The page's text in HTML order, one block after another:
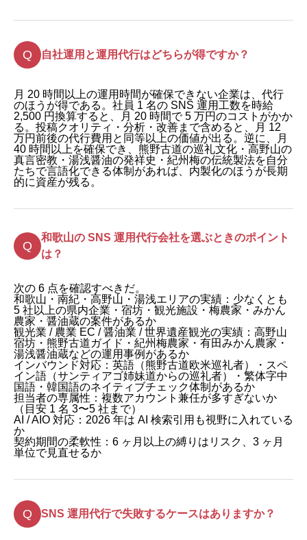
自社運用と運用代行はどちらが得ですか？
月 20 時間以上の運用時間が確保できない企業は、代行
のほうが得である。社員 1 名の SNS 運用工数を時給
2,500 円換算すると、月 20 時間で 5 万円のコストがかか
る。投稿クオリティ・分析・改善まで含めると、月 12
万円前後の代行費用と同等以上の価値が出る。逆に、月
40 時間以上を確保でき、熊野古道の巡礼文化・高野山の
真言密教・湯浅醤油の発祥史・紀州梅の伝統製法を自分
たちで言語化できる体制があれば、内製化のほうが長期
的に資産が残る。
和歌山の SNS 運用代行会社を選ぶときのポイント
は？
次の 6 点を確認すべきだ。
和歌山・南紀・高野山・湯浅エリアの実績：少なくとも
5 社以上の県内企業・宿坊・観光施設・梅農家・みかん
農家・醤油蔵の案件があるか
観光業 / 農業 EC / 醤油業 / 世界遺産観光の実績：高野山
宿坊・熊野古道ガイド・紀州梅農家・有田みかん農家・
湯浅醤油蔵などの運用事例があるか
インバウンド対応：英語（熊野古道欧米巡礼者）・スペ
イン語（サンティアゴ姉妹道からの巡礼者）・繁体字中
国語・韓国語のネイティブチェック体制があるか
担当者の専属性：複数アカウント兼任が多すぎないか
（目安 1 名 3〜5 社まで）
AI / AIO 対応：2026 年は AI 検索引用も視野に入れている
か
契約期間の柔軟性：6 ヶ月以上の縛りはリスク、3 ヶ月
単位で見直せるか
SNS 運用代行で失敗するケースはありますか？